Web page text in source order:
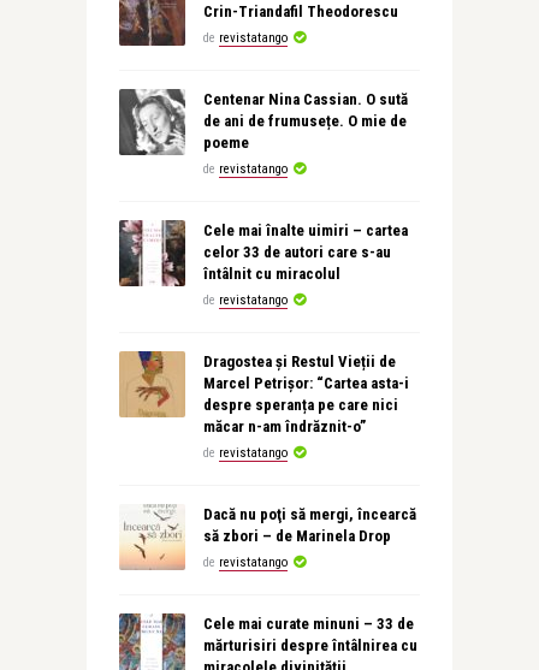
Crin-Triandafil Theodorescu
de revistatango
Centenar Nina Cassian. O sută
de ani de frumusețe. O mie de
poeme
de revistatango
Cele mai înalte uimiri – cartea
celor 33 de autori care s-au
întâlnit cu miracolul
de revistatango
Dragostea și Restul Vieții de
Marcel Petrișor: “Cartea asta-i
despre speranța pe care nici
măcar n-am îndrăznit-o”
de revistatango
Dacă nu poţi să mergi, încearcă
să zbori – de Marinela Drop
de revistatango
Cele mai curate minuni – 33 de
mărturisiri despre întâlnirea cu